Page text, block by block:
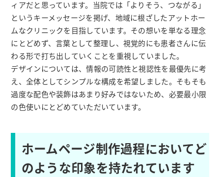
ィアだと思っています。当院では「よりそう、つながる」
というキーメッセージを掲げ、地域に根ざしたアットホー
ムなクリニックを目指しています。その想いを単なる理念
にとどめず、言葉として整理し、視覚的にも患者さんに伝
わる形で打ち出していくことを重視していました。
デザインについては、情報の可読性と視認性を最優先に考
え、全体としてシンプルな構成を希望しました。そもそも
過度な配色や装飾はあまり好みではないため、必要最小限
の色使いにとどめていただいています。
ホームページ制作過程においてど
のような印象を持たれています